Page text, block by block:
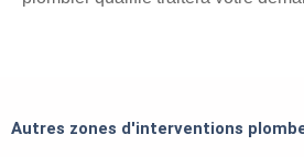
Autres zones d'interventions